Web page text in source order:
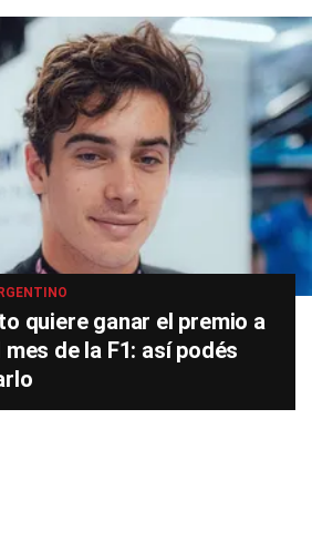
quiere ganar el premio a
de la F1: así podés